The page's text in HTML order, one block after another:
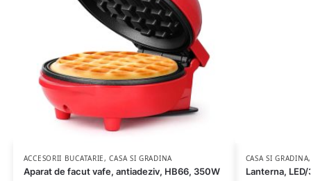
ACCESORII BUCATARIE,CASA SI GRADINA
Aparat de facut vafe, antiadeziv, HB66, 350W
CASA SI GRADINA
Lanterna,